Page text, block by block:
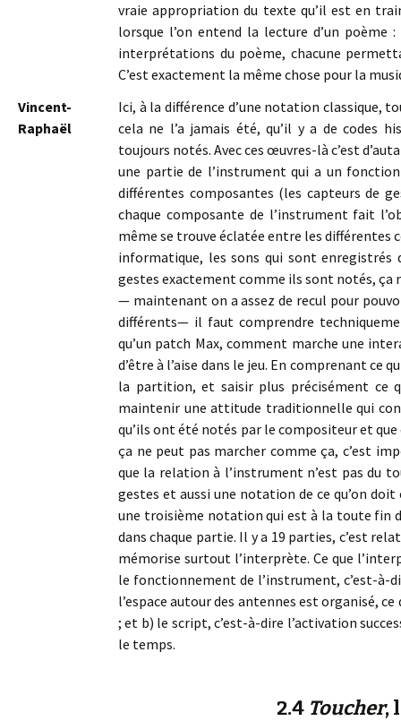
vraie appropriation du texte qu’il est en
lorsque l’on entend la lecture d’un
interprétations du poème, chacune
C’est exactement la même chose pour la
Vincent-
Raphaël
Ici, à la différence d’une notation classique,
cela ne l’a jamais été, qu’il y a de codes
toujours notés. Avec ces œuvres-là c’est
une partie de l’instrument qui a un
différentes composantes (les capteurs de
chaque composante de l’instrument fait
même se trouve éclatée entre les différentes
informatique, les sons qui sont
gestes exactement comme ils sont notés, ça
— maintenant on a assez de recul pour
différents— il faut comprendre
qu’un patch Max, comment marche une
d’être à l’aise dans le jeu. En comprenant ce
la partition, et saisir plus précisément ce
maintenir une attitude traditionnelle qui
qu’ils ont été notés par le compositeur et
ça ne peut pas marcher comme ça, c’est
que la relation à l’instrument n’est pas du
gestes et aussi une notation de ce qu’on
une troisième notation qui est à la toute fin
dans chaque partie. Il y a 19 parties, c’est
mémorise surtout l’interprète. Ce que
le fonctionnement de l’instrument, c’est-à-
l’espace autour des antennes est organisé,
; et b) le script, c’est-à-dire l’activation
le temps.
2.4 Toucher,